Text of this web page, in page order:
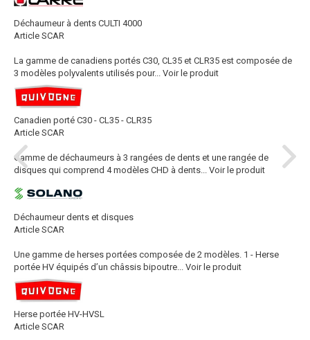
Déchaumeur à dents CULTI 4000
Article SCAR
La gamme de canadiens portés C30, CL35 et CLR35 est composée de
3 modèles polyvalents utilisés pour...
Voir le produit
Canadien porté C30 - CL35 - CLR35
Article SCAR
Gamme de déchaumeurs à 3 rangées de dents et une rangée de
disques qui comprend 4 modèles CHD à dents...
Voir le produit
Déchaumeur dents et disques
Article SCAR
Une gamme de herses portées composée de 2 modèles. 1 - Herse
portée HV équipés d’un châssis bipoutre...
Voir le produit
Herse portée HV-HVSL
Article SCAR